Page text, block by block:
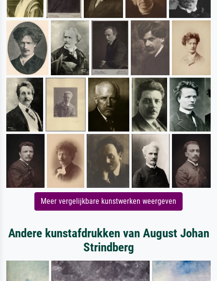
Meer vergelijkbare kunstwerken weergeven
Andere kunstafdrukken van August Johan
Strindberg